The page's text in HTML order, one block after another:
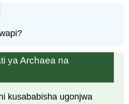
ya Archaea na
kusababisha ugonjwa